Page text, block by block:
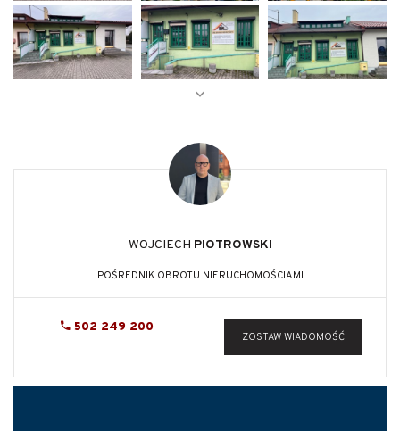
WOJCIECH PIOTROWSKI
POŚREDNIK OBROTU NIERUCHOMOŚCIAMI
502 249 200
ZOSTAW WIADOMOŚĆ